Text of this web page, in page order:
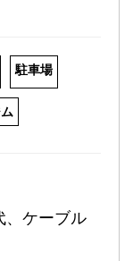
駐車場
、ケーブル